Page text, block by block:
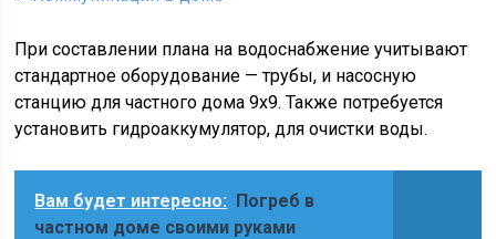
При составлении плана на водоснабжение учитывают
стандартное оборудование — трубы, и насосную
станцию для частного дома 9х9. Также потребуется
установить гидроаккумулятор, для очистки воды.
Вам будет интересно: Погреб в
частном доме своими руками